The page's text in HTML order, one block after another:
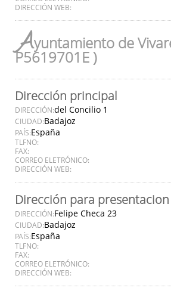
DIRECCIÓN WEB:
Ayuntamiento de
P5619701E )
Dirección principal
DIRECCIÓN:del Concilio 1
CIUDAD:Badajoz
PAÍS:España
TLFNO:
FAX:
CORREO ELETRÓNICO:
DIRECCIÓN WEB:
Dirección para
DIRECCIÓN:Felipe Checa 23
CIUDAD:Badajoz
PAÍS:España
TLFNO:
FAX:
CORREO ELETRÓNICO:
DIRECCIÓN WEB: